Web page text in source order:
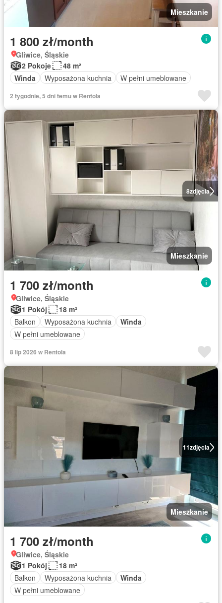
Mieszkanie
1 800 zł/month
Gliwice, Śląskie
2 Pokoje
48 m²
Winda
Wyposażona kuchnia W pełni umeblowane
2 tygodnie, 5 dni temu w Rentola
8zdjęcia
Mieszkanie
1 700 zł/month
Gliwice, Śląskie
1 Pokój
18 m²
Balkon
Wyposażona kuchnia
Winda
W pełni umeblowane
8 lip 2026 w Rentola
11zdjęcia
Mieszkanie
1 700 zł/month
Gliwice, Śląskie
1 Pokój
18 m²
Balkon
Wyposażona kuchnia
Winda
W pełni umeblowane